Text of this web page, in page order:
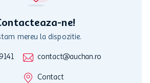
ne!
mereu la dispozitie.
contact@auchan.ro
Contact